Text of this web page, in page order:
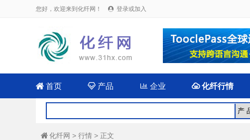
您好，欢迎来到化纤网！  登录或加入
 首页  产品 企业 化纤行情
 化纤网 > 行情 > 正文